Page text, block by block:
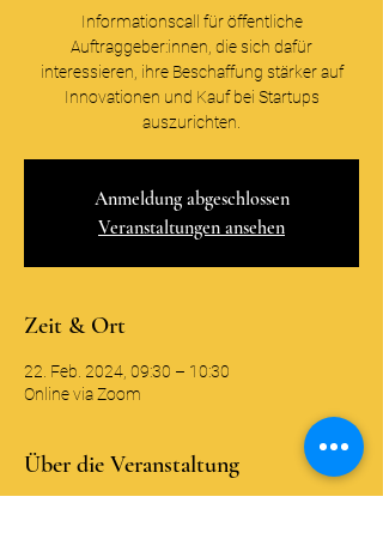
Informationscall für öffentliche
Auftraggeber:innen, die sich dafür
interessieren, ihre Beschaffung stärker auf
Innovationen und Kauf bei Startups
auszurichten.
Anmeldung abgeschlossen
Veranstaltungen ansehen
Zeit & Ort
22. Feb. 2024, 09:30 – 10:30
Online via Zoom
Über die Veranstaltung